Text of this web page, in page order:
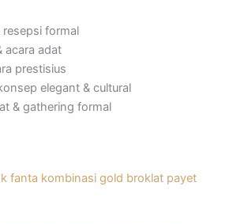
resepsi formal
acara adat
prestisius
elegant & cultural
& gathering formal